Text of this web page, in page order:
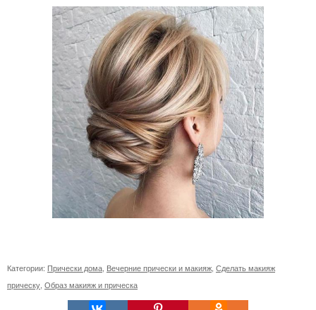
Категории: Прически дома, Вечерние прически и макияж, Сделать макияж
прическу, Образ макияж и прическа